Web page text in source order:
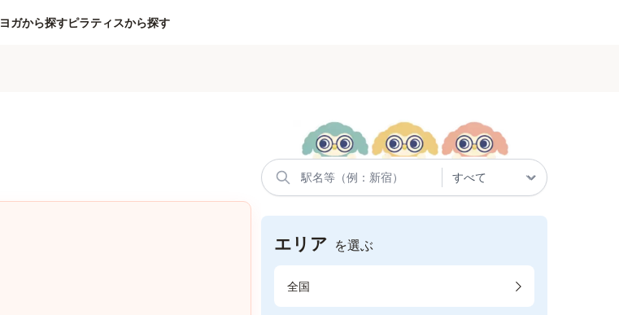
ヨガから探すピラティスから探す
エリア を選ぶ
全国